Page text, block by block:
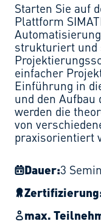
Starten Sie auf
Plattform
strukturiert und
einfacher
Einführung in
und den
werden die
von
praxisorientiert
Dauer:3
max.